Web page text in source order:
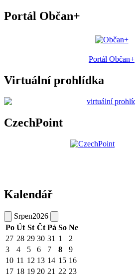
Portál Občan+
Portál Občan+
Virtuální prohlídka
CzechPoint
Kalendář
Srpen2026
Po Út St Čt Pá So Ne
27 28 29 30 31 1
2
3
4 5 6 7 8
9
10 11 12 13 14 15 16
17 18 19 20 21 22 23